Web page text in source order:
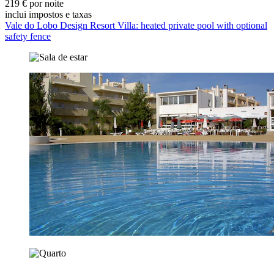
219 € por noite
inclui impostos e taxas
Vale do Lobo Design Resort Villa: heated private pool with optional
safety fence